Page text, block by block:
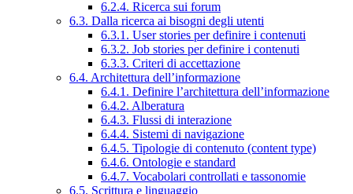
6.2.4. Ricerca sui forum
6.3. Dalla ricerca ai bisogni degli utenti
6.3.1. User stories per definire i contenuti
6.3.2. Job stories per definire i contenuti
6.3.3. Criteri di accettazione
6.4. Architettura dell’informazione
6.4.1. Definire l’architettura dell’informazione
6.4.2. Alberatura
6.4.3. Flussi di interazione
6.4.4. Sistemi di navigazione
6.4.5. Tipologie di contenuto (content type)
6.4.6. Ontologie e standard
6.4.7. Vocabolari controllati e tassonomie
6.5. Scrittura e linguaggio